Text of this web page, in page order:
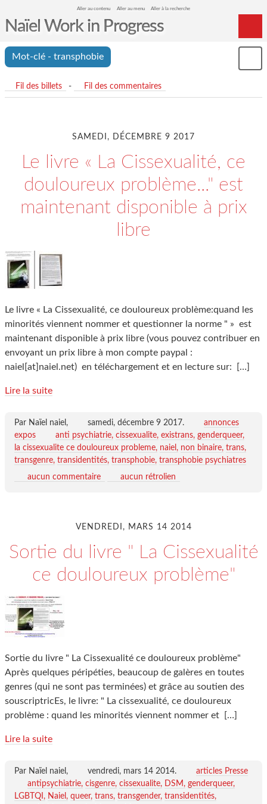
Aller au contenu Aller au menu Aller à la recherche
Naïel Work in Progress
Mot-clé - transphobie
Fil des billets - Fil des commentaires
SAMEDI, DÉCEMBRE 9 2017
Le livre « La Cissexualité, ce
douloureux problème..." est
maintenant disponible à prix
libre
Le livre « La Cissexualité, ce douloureux problème:quand les
minorités viennent nommer et questionner la norme " » est
maintenant disponible à prix libre (vous pouvez contribuer en
envoyant un prix libre à mon compte paypal :
naiel[at]naiel.net) en téléchargement et en lecture sur:
[…]
Lire la suite
Par Naïel naiel, samedi, décembre 9 2017.
annonces
expos
anti psychiatrie cissexualite existrans genderqueer
la cissexualite ce douloureux probleme naiel non binaire trans
transgenre transidentités transphobie transphobie psychiatres
aucun commentaire
aucun rétrolien
VENDREDI, MARS 14 2014
Sortie du livre " La Cissexualité
ce douloureux problème"
Sortie du livre " La Cissexualité ce douloureux problème"
Après quelques péripéties, beaucoup de galères en toutes
genres (qui ne sont pas terminées) et grâce au soutien des
souscriptricEs, le livre: " La cissexualité, ce douloureux
problème : quand les minorités viennent nommer et
[…]
Lire la suite
Par Naïel naiel, vendredi, mars 14 2014.
articles Presse
antipsychiatrie cisgenre cissexualite DSM
genderqueer
LGBTQI
Naiel queer trans transgender transidentités